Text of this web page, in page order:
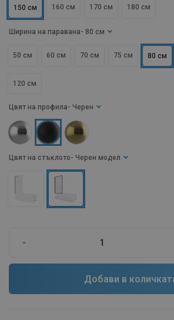
150 см 160 см 170 см 180 см
Цвят на стъклото - Черен модел
Цвят на профила - Черен
Ширина на паравана - 80 см
50 см 60 см 70 см 75 см 80 см
120 см
-
Добави в